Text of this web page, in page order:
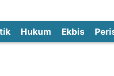
Hukum Ekbis